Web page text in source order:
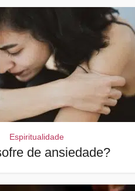
Espiritualidade
de ansiedade?